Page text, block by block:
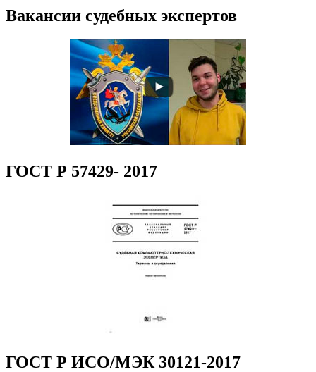
Вакансии судебных экспертов
ГОСТ Р 57429- 2017
ГОСТ Р ИСО/МЭК 30121-2017